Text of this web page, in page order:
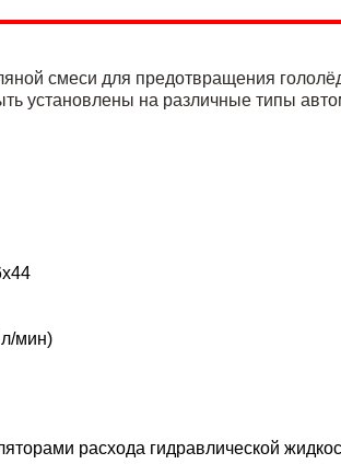
смеси для предотвращения
установлены на различные типы
мин)
расхода гидравлической